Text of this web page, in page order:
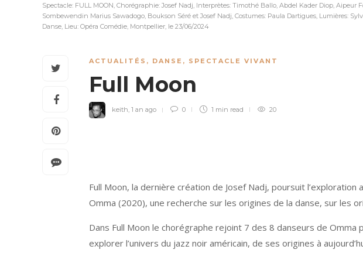
Spectacle: FULL MOON, Chorégraphie: Josef Nadj, Interprètes: Timothé Ballo, Abdel Kader Diop, Aipeur
Sombewendin Marius Sawadogo, Boukson Séré et Josef Nadj, Costumes: Paula Dartigues, Lumières:
Danse, Lieu: Opéra Comédie, Montpellier, le 23/06/2024
ACTUALITÉS , DANSE , SPECTACLE VIVANT
Full Moon
keith, 1 an ago 0 1 min read 20
Full Moon, la dernière création de Josef Nadj, poursuit
Omma (2020), une recherche sur les origines de la danse, sur les
Dans Full Moon le chorégraphe rejoint 7 des 8 danseurs de
explorer l’univers du jazz noir américain, de ses origines à